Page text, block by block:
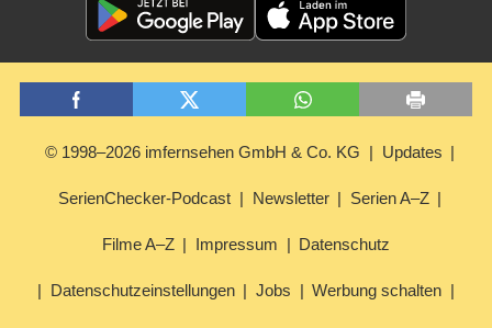
© 1998–2026 imfernsehen GmbH & Co. KG Updates
SerienChecker-Podcast Newsletter Serien A–Z
Filme A–Z Impressum Datenschutz
Datenschutzeinstellungen Jobs Werbung schalten